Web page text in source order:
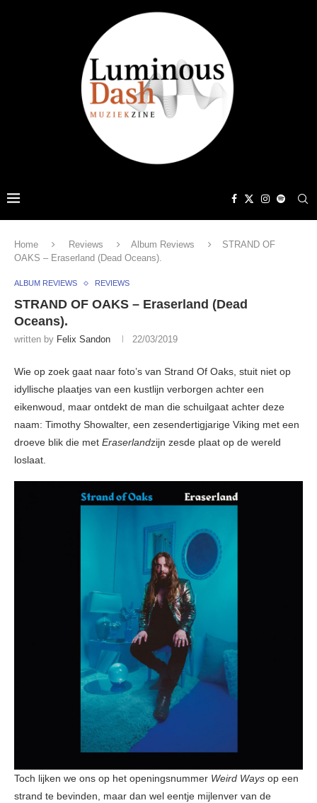
Home Reviews Album Reviews
STRAND OF
OAKS – Eraserland (Dead Oceans).
ALBUM REVIEWS REVIEWS
STRAND OF OAKS – Eraserland (Dead
Oceans).
written by Felix Sandon 22/03/2019
Wie op zoek gaat naar foto’s van Strand Of Oaks, stuit niet op
idyllische plaatjes van een kustlijn verborgen achter een
eikenwoud, maar ontdekt de man die schuilgaat achter deze
naam: Timothy Showalter, een zesendertigjarige Viking met een
droeve blik die met Eraserlandzijn zesde plaat op de wereld
loslaat.
Toch lijken we ons op het openingsnummer Weird Ways op een
strand te bevinden, maar dan wel eentje mijlenver van de